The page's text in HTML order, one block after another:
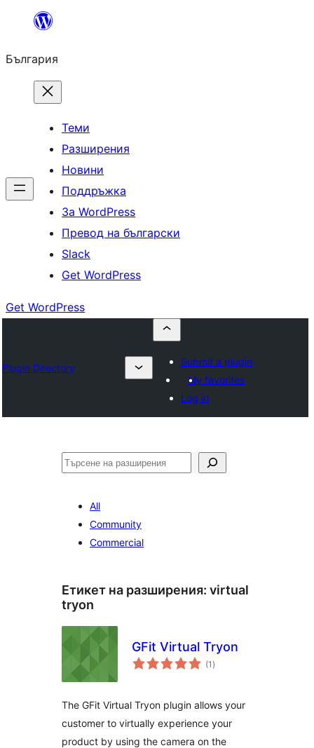
България
Теми
Разширения
Новини
Поддръжка
За WordPress
Превод на български
Slack
Get WordPress
Get WordPress
Plugin Directory
Submit a plugin
My favorites
Log in
Търсене
All
Community
Commercial
Етикет на разширения: virtual
tryon
GFit Virtual Tryon
(1 общо
оценки
)
The GFit Virtual Tryon plugin allows your
customer to virtually experience your
product by using the camera on the